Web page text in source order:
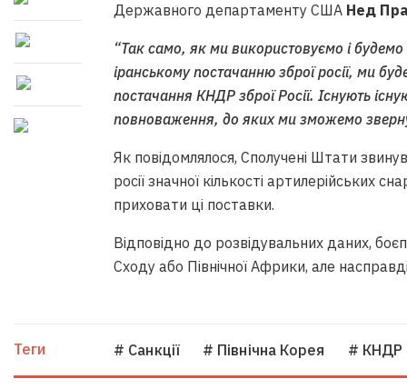
Державного департаменту США Нед
“Так само, як ми використовуємо і будемо
іранському постачанню зброї росії, ми
постачання КНДР зброї Росії. Існують
повноваження, до яких ми зможемо
Як повідомлялося, Сполучені Штати
росії значної кількості артилерійських
приховати ці поставки.
Відповідно до розвідувальних даних,
Сходу або Північної Африки, але
Теги # Санкції # Північна Корея # КНДР